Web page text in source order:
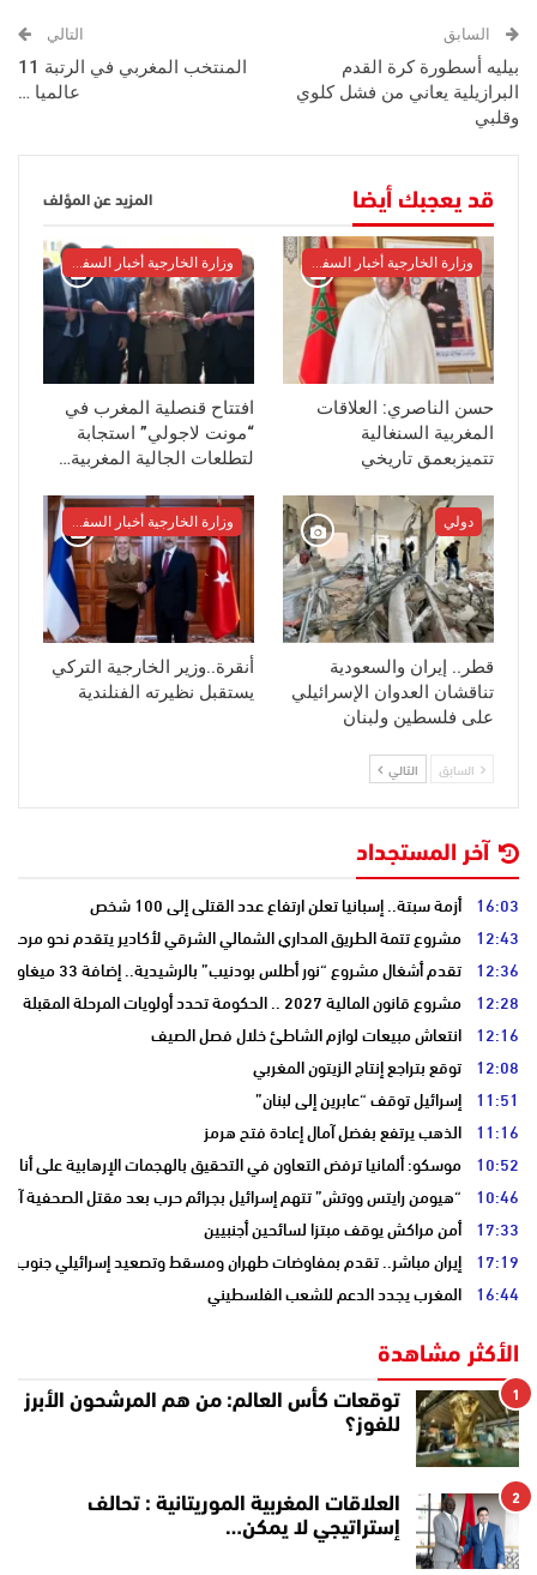
السابق
بيليه أسطورة كرة القدم
البرازيلية يعاني من فشل كلوي
وقلبي
التالي
المنتخب المغربي في الرتبة 11
عالميا …
قد يعجبك أيضا المزيد عن المؤلف
حسن الناصري: العلاقات
المغربية السنغالية
تتميزبعمق تاريخي
افتتاح قنصلية المغرب في
“مونت لاجولي” استجابة
لتطلعات الجالية المغربية…
دولي
قطر.. إيران والسعودية
تناقشان العدوان الإسرائيلي
على فلسطين ولبنان
وزارة الخارجية أخبار السفراء
أنقرة..وزير الخارجية التركي
يستقبل نظيرته الفنلندية
السابق التالي
آخر المستجداد
16:03 أزمة سبتة.. إسبانيا تعلن ارتفاع عدد القتلى إلى 100 شخص
12:43 مشروع تتمة الطريق المداري الشمالي الشرقي لأكادير يتقدم نحو مرحلة
12:36 تقدم أشغال مشروع “نور أطلس بودنيب” بالرشيدية.. إضافة 33 ميغاوات إلى الشبكة الوطنية
12:28 مشروع قانون المالية 2027 .. الحكومة تحدد أولويات المرحلة المقبلة
12:16 انتعاش مبيعات لوازم الشاطئ خلال فصل الصيف
12:08 توقع بتراجع إنتاج الزيتون المغربي
11:51 إسرائيل توقف “عابرين إلى لبنان”
11:16 الذهب يرتفع بفضل آمال إعادة فتح هرمز
10:52 موسكو: ألمانيا ترفض التعاون في التحقيق بالهجمات الإرهابية على
10:46 “هيومن رايتس ووتش” تتهم إسرائيل بجرائم حرب بعد مقتل الصحفية
17:33 أمن مراكش يوقف مبتزا لسائحين أجنبيين
17:19 إيران مباشر.. تقدم بمفاوضات طهران ومسقط وتصعيد إسرائيلي جنوب
16:44 المغرب يجدد الدعم للشعب الفلسطيني
الأكثر مشاهدة
1
توقعات كأس العالم: من هم المرشحون الأبرز
للفوز؟
2
العلاقات المغربية الموريتانية : تحالف
إستراتيجي لا يمكن…